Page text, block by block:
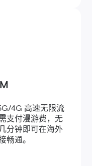
4G 高速无限流
支付漫游费，无
分钟即可在海外
畅通。